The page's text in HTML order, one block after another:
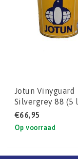
Jotun Vinyguard
Silvergrey 88 (5
€66,95
Op voorraad